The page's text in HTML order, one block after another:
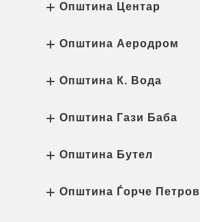
Општина Центар
Општина Аеродром
Општина К. Вода
Општина Гази Баба
Општина Бутел
Општина Ѓорче Петров